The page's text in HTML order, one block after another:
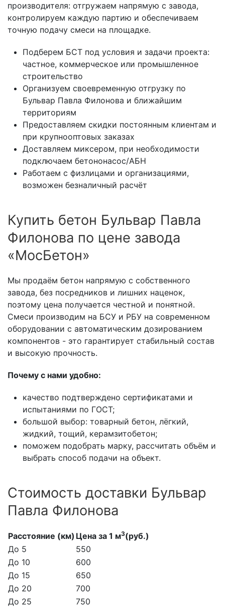
производителя: отгружаем напрямую с завода,
контролируем каждую партию и обеспечиваем
точную подачу смеси на площадке.
Подберем БСТ под условия и задачи проекта:
частное, коммерческое или промышленное
строительство
Организуем своевременную отгрузку по
Бульвар Павла Филонова и ближайшим
территориям
Предоставляем скидки постоянным клиентам и
при крупнооптовых заказах
Доставляем миксером, при необходимости
подключаем бетононасос/АБН
Работаем с физлицами и организациями,
возможен безналичный расчёт
Купить бетон Бульвар Павла
Филонова по цене завода
«МосБетон»
Мы продаём бетон напрямую с собственного
завода, без посредников и лишних наценок,
поэтому цена получается честной и понятной.
Смеси производим на БСУ и РБУ на современном
оборудовании с автоматическим дозированием
компонентов - это гарантирует стабильный состав
и высокую прочность.
Почему с нами удобно:
качество подтверждено сертификатами и
испытаниями по ГОСТ;
большой выбор: товарный бетон, лёгкий,
жидкий, тощий, керамзитобетон;
поможем подобрать марку, рассчитать объём и
выбрать способ подачи на объект.
Стоимость доставки Бульвар
Павла Филонова
Расстояние (км) Цена за 1 м3(руб.)
До 5
550
До 10
600
До 15
650
До 20
700
До 25
750